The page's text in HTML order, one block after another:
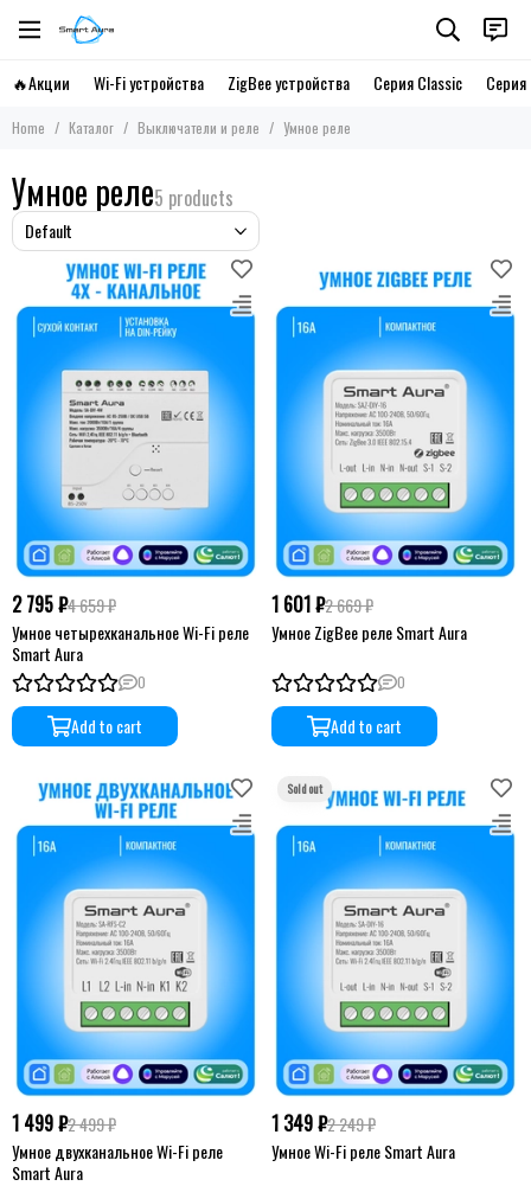
🔥Акции Wi-Fi устройства ZigBee устройства Серия Classic Серия
Home Каталог Выключатели и реле Умное реле
Умное реле
2 795 ₽4 659 ₽
Умное четырехканальное Wi-Fi реле
Smart Aura
0
Add to cart
1 601 ₽2 669 ₽
Умное ZigBee реле Smart Aura
0
Add to cart
1 499 ₽2 499 ₽
Умное двухканальное Wi-Fi реле
Smart Aura
1 349 ₽2 249 ₽
Умное Wi-Fi реле Smart Aura